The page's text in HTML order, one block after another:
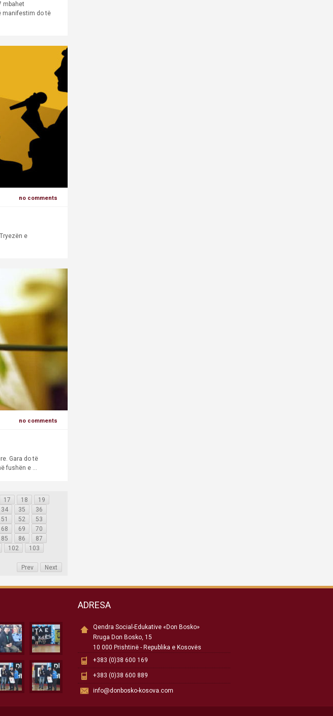
mbahet
manifestim do të
no comments
e
no comments
Gara do të
fushën e ...
17 18
19
34 35
36
51 52
53
68 69
70
85 86
87
102
103
Prev
Next
ADRESA
Qendra Social-Edukative «Don Bosko»
Rruga Don Bosko, 15
10 000 Prishtinë - Republika e Kosovës
+383 (0)38 600 169
+383 (0)38 600 889
info@donbosko-kosova.com